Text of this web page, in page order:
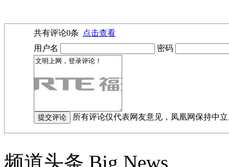
共有评论0条
点击查看
用户名
密码
所有评论仅代表网友意见，凤凰网保持中
频道头条 Big News